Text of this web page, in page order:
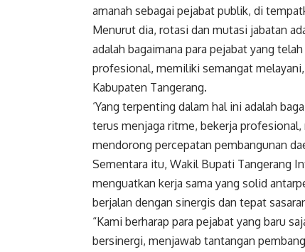
amanah sebagai pejabat publik, di
Menurut dia, rotasi dan mutasi jabatan
adalah bagaimana para pejabat yang
profesional, memiliki semangat
Kabupaten Tangerang.
‘Yang terpenting dalam hal ini adalah
terus menjaga ritme, bekerja
mendorong percepatan pembangunan
Sementara itu, Wakil Bupati Tangerang
menguatkan kerja sama yang solid
berjalan dengan sinergis dan tepat
“Kami berharap para pejabat yang baru
bersinergi, menjawab tantangan